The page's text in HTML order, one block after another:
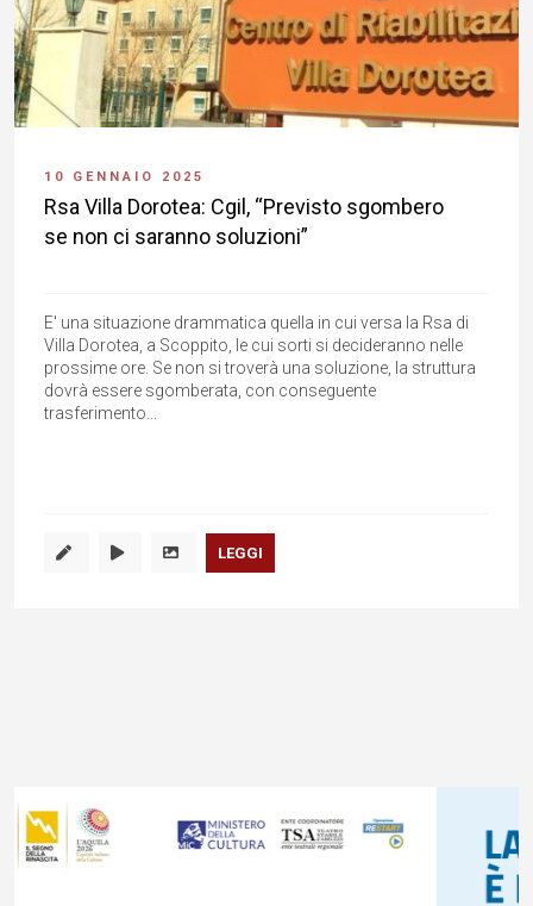
10 GENNAIO 2025
Rsa Villa Dorotea: Cgil, “Previsto sgombero
se non ci saranno soluzioni”
E' una situazione drammatica quella in cui versa la Rsa di
Villa Dorotea, a Scoppito, le cui sorti si decideranno nelle
prossime ore. Se non si troverà una soluzione, la struttura
dovrà essere sgomberata, con conseguente
trasferimento...
LEGGI